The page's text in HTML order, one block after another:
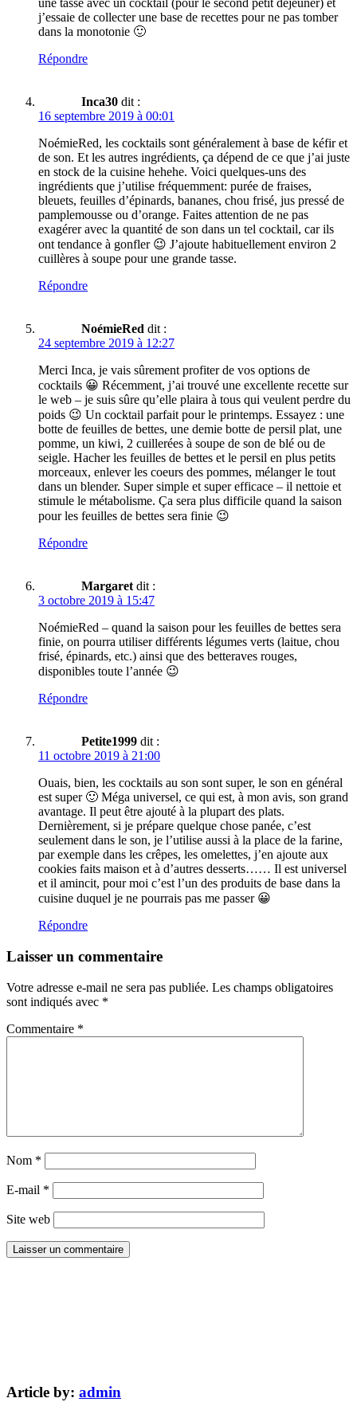
une tasse avec un cocktail (pour le second petit déjeuner) et
j’essaie de collecter une base de recettes pour ne pas tomber
dans la monotonie 🙂
Répondre
Inca30 dit :
16 septembre 2019 à 00:01
NoémieRed, les cocktails sont généralement à base de kéfir et
de son. Et les autres ingrédients, ça dépend de ce que j’ai juste
en stock de la cuisine hehehe. Voici quelques-uns des
ingrédients que j’utilise fréquemment: purée de fraises,
bleuets, feuilles d’épinards, bananes, chou frisé, jus pressé de
pamplemousse ou d’orange. Faites attention de ne pas
exagérer avec la quantité de son dans un tel cocktail, car ils
ont tendance à gonfler 😉 J’ajoute habituellement environ 2
cuillères à soupe pour une grande tasse.
Répondre
NoémieRed dit :
24 septembre 2019 à 12:27
Merci Inca, je vais sûrement profiter de vos options de
cocktails 😀 Récemment, j’ai trouvé une excellente recette sur
le web – je suis sûre qu’elle plaira à tous qui veulent perdre du
poids 😉 Un cocktail parfait pour le printemps. Essayez : une
botte de feuilles de bettes, une demie botte de persil plat, une
pomme, un kiwi, 2 cuillerées à soupe de son de blé ou de
seigle. Hacher les feuilles de bettes et le persil en plus petits
morceaux, enlever les coeurs des pommes, mélanger le tout
dans un blender. Super simple et super efficace – il nettoie et
stimule le métabolisme. Ça sera plus difficile quand la saison
pour les feuilles de bettes sera finie 😉
Répondre
Margaret dit :
3 octobre 2019 à 15:47
NoémieRed – quand la saison pour les feuilles de bettes sera
finie, on pourra utiliser différents légumes verts (laitue, chou
frisé, épinards, etc.) ainsi que des betteraves rouges,
disponibles toute l’année 😉
Répondre
Petite1999 dit :
11 octobre 2019 à 21:00
Ouais, bien, les cocktails au son sont super, le son en général
est super 🙂 Méga universel, ce qui est, à mon avis, son grand
avantage. Il peut être ajouté à la plupart des plats.
Dernièrement, si je prépare quelque chose panée, c’est
seulement dans le son, je l’utilise aussi à la place de la farine,
par exemple dans les crêpes, les omelettes, j’en ajoute aux
cookies faits maison et à d’autres desserts…… Il est universel
et il amincit, pour moi c’est l’un des produits de base dans la
cuisine duquel je ne pourrais pas me passer 😀
Répondre
Laisser un commentaire
Votre adresse e-mail ne sera pas publiée. Les champs obligatoires
sont indiqués avec *
Commentaire *
Nom *
E-mail *
Site web
Article by: admin